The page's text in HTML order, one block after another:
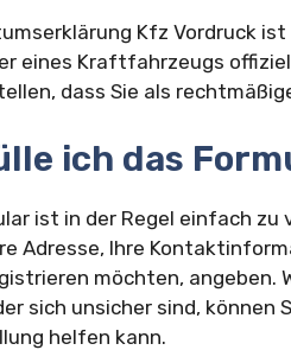
Kfz Vordruck
eines Kraftfahrzeugs
dass Sie als
ich das
ist in der Regel einfach
Adresse, Ihre
möchten, angeben.
sich unsicher sind, können
helfen kann.